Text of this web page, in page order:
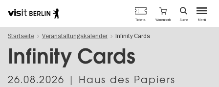
zum
Inhalt
Berlins
offizielles
Tourismusportal
Menü
Tickets Warenkorb Suche
Startseite Veranstaltungskalender Infinity Cards
Infinity Cards
26.08.2026 | Haus des Papiers